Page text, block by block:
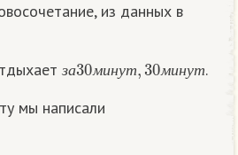
из данных в
з а ми н у т ми н у т
30 30м
.
мы написали